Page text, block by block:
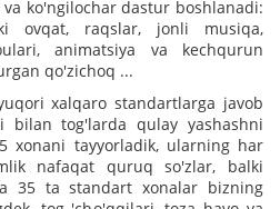
ko'ngilochar dastur boshlanadi:
ovqat, raqslar, jonli musiqa,
animatsiya va kechqurun
qo'zichoq ...
xalqaro standartlarga javob
bilan tog'larda qulay yashashni
xonani tayyorladik, ularning har
nafaqat quruq so'zlar, balki
35 ta standart xonalar bizning